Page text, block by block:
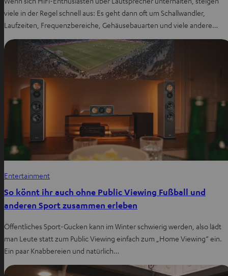
viele in der Regel schnell aus: Es geht dann oft um Schallwandler,
Laufzeiten, Frequenzbereiche, Gehäusebauarten und viele andere…
Entertainment
So könnt ihr auch ohne Public Viewing Fußball und
anderen Sport zusammen erleben
Öffentliches Sport-Gucken kann im Winter schwierig werden, also lädt
man Leute statt zum Public Viewing einfach zum „Home Viewing“ ein.
Ein paar Knabbereien und natürlich…